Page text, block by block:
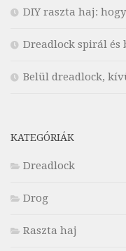
DIY raszta haj:
Dreadlock spirál és
Belül dreadlock,
KATEGÓRIÁK
Dreadlock
Drog
Raszta haj